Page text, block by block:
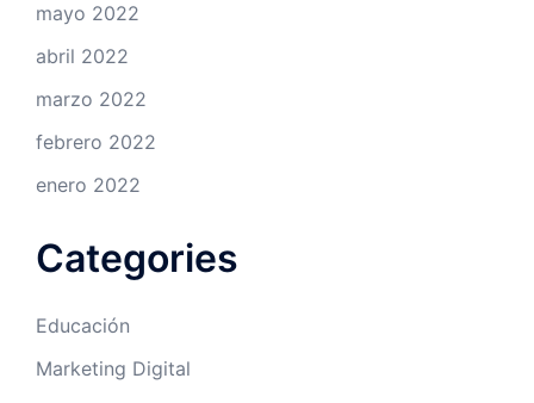
mayo 2022
abril 2022
marzo 2022
febrero 2022
enero 2022
Categories
Educación
Marketing Digital